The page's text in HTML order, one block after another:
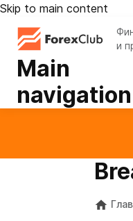
Skip to main content
и
Main
navigation